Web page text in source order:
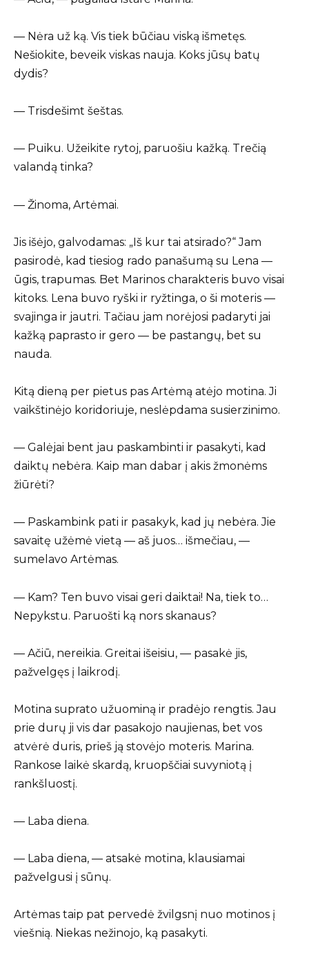
— Nėra už ką. Vis tiek būčiau viską išmetęs.
Nešiokite, beveik viskas nauja. Koks jūsų batų
dydis?
— Trisdešimt šeštas.
— Puiku. Užeikite rytoj, paruošiu kažką. Trečią
valandą tinka?
— Žinoma, Artėmai.
Jis išėjo, galvodamas: „Iš kur tai atsirado?“ Jam
pasirodė, kad tiesiog rado panašumą su Lena —
ūgis, trapumas. Bet Marinos charakteris buvo visai
kitoks. Lena buvo ryški ir ryžtinga, o ši moteris —
svajinga ir jautri. Tačiau jam norėjosi padaryti jai
kažką paprasto ir gero — be pastangų, bet su
nauda.
Kitą dieną per pietus pas Artėmą atėjo motina. Ji
vaikštinėjo koridoriuje, neslėpdama susierzinimo.
— Galėjai bent jau paskambinti ir pasakyti, kad
daiktų nebėra. Kaip man dabar į akis žmonėms
žiūrėti?
— Paskambink pati ir pasakyk, kad jų nebėra. Jie
savaitę užėmė vietą — aš juos… išmečiau, —
sumelavo Artėmas.
— Kam? Ten buvo visai geri daiktai! Na, tiek to…
Nepykstu. Paruošti ką nors skanaus?
— Ačiū, nereikia. Greitai išeisiu, — pasakė jis,
pažvelgęs į laikrodį.
Motina suprato užuominą ir pradėjo rengtis. Jau
prie durų ji vis dar pasakojo naujienas, bet vos
atvėrė duris, prieš ją stovėjo moteris. Marina.
Rankose laikė skardą, kruopščiai suvyniotą į
rankšluostį.
— Laba diena.
— Laba diena, — atsakė motina, klausiamai
pažvelgusi į sūnų.
Artėmas taip pat pervedė žvilgsnį nuo motinos į
viešnią. Niekas nežinojo, ką pasakyti.